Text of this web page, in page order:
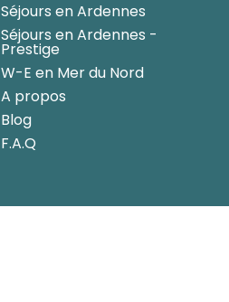
Séjours en Ardennes
Séjours en Ardennes -
Prestige
W-E en Mer du Nord
A propos
Blog
F.A.Q